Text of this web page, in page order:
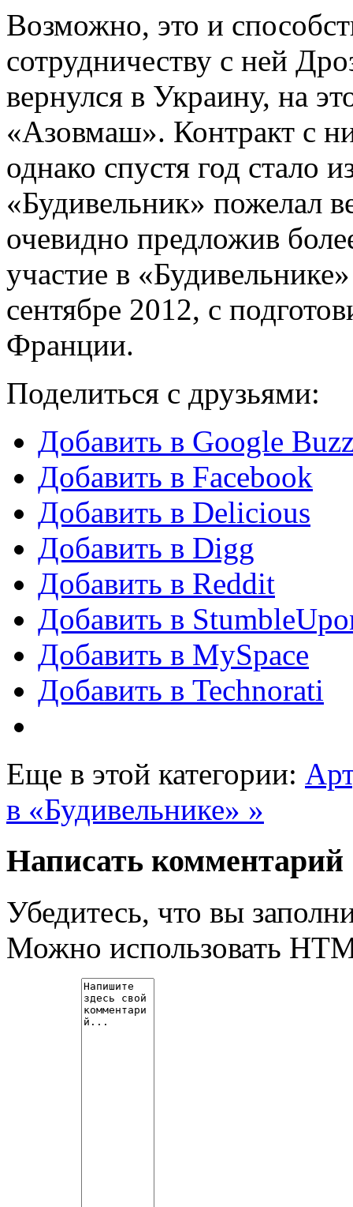
Возможно, это и
сотрудничеству с ней
вернулся в Украину, на
«Азовмаш». Контракт с
однако спустя год стало
«Будивельник» пожелал
очевидно предложив
участие в
сентябре 2012, с
Франции.
Поделиться с друзьями:
Добавить в Google
Добавить в Facebook
Добавить в Delicious
Добавить в Digg
Добавить в Reddit
Добавить в
Добавить в MySpace
Добавить в Technorati
Еще в этой категории:
в «Будивельнике» »
Написать комментарий
Убедитесь, что вы
Можно использовать